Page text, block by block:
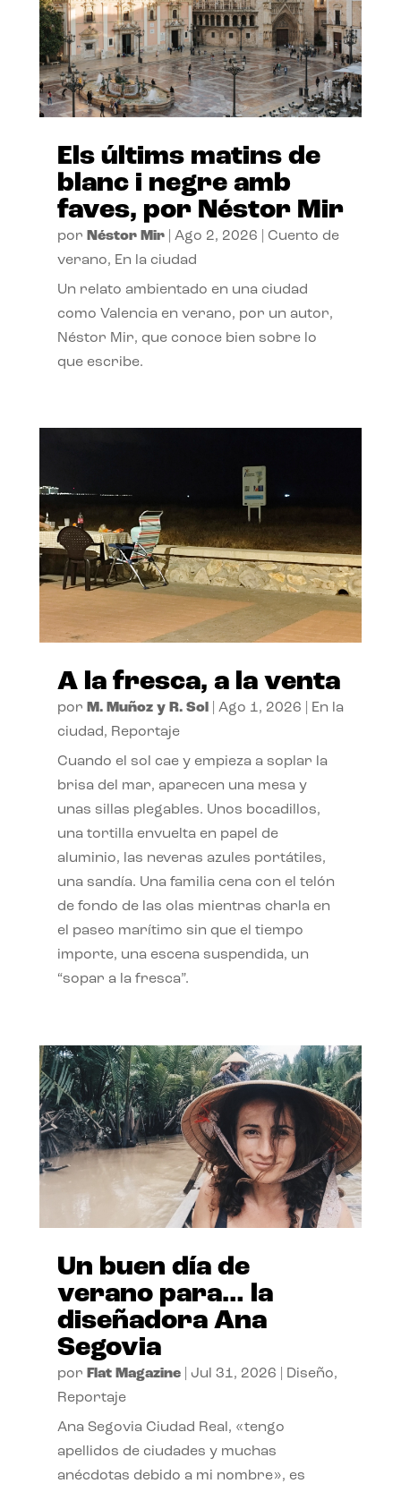
Els últims matins de
blanc i negre amb
faves, por Néstor Mir
por Néstor Mir| Ago 2, 2026
Cuento de
verano, En la ciudad
Un relato ambientado en una ciudad
como Valencia en verano, por un autor,
Néstor Mir, que conoce bien sobre lo
que escribe.
A la fresca, a la venta
por M. Muñoz y R. Sol| Ago 1, 2026
En la
ciudad, Reportaje
Cuando el sol cae y empieza a soplar la
brisa del mar, aparecen una mesa y
unas sillas plegables. Unos bocadillos,
una tortilla envuelta en papel de
aluminio, las neveras azules portátiles,
una sandía. Una familia cena con el telón
de fondo de las olas mientras charla en
el paseo marítimo sin que el tiempo
importe, una escena suspendida, un
“sopar a la fresca”.
Un buen día de
verano para… la
diseñadora Ana
Segovia
por Flat Magazine| Jul 31, 2026 Diseño,
Reportaje
Ana Segovia Ciudad Real, «tengo
apellidos de ciudades y muchas
anécdotas debido a mi nombre», es